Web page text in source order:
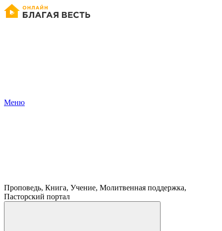
Меню
Проповедь, Книга, Учение, Молитвенная поддержка,
Пасторский портал